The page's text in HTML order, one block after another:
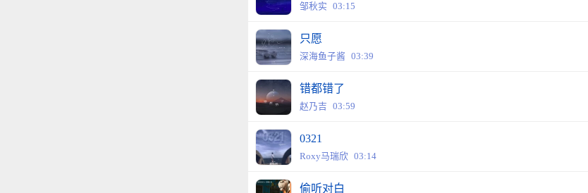
邹秋实 03:15
只愿
深海鱼子酱 03:39
错都错了
赵乃吉 03:59
0321
Roxy马瑞欣 03:14
偷听对白